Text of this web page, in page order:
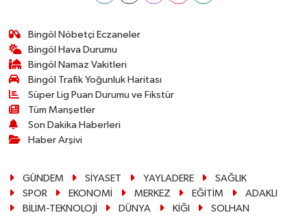
Bingöl Nöbetçi Eczaneler
Bingöl Hava Durumu
Bingöl Namaz Vakitleri
Bingöl Trafik Yoğunluk Haritası
Süper Lig Puan Durumu ve Fikstür
Tüm Manşetler
Son Dakika Haberleri
Haber Arşivi
GÜNDEM SİYASET YAYLADERE
SAĞLIK
SPOR
EKONOMİ MERKEZ EĞİTİM
ADAKLI
BİLİM-TEKNOLOJİ
DÜNYA KİĞI SOLHAN